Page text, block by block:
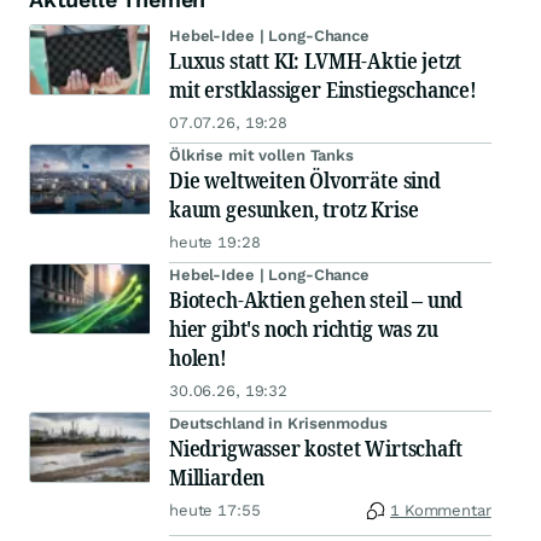
Hebel-Idee | Long-Chance
Luxus statt KI: LVMH-Aktie jetzt
mit erstklassiger Einstiegschance!
07.07.26, 19:28
Ölkrise mit vollen Tanks
Die weltweiten Ölvorräte sind
kaum gesunken, trotz Krise
heute 19:28
Hebel-Idee | Long-Chance
Biotech-Aktien gehen steil – und
hier gibt's noch richtig was zu
holen!
30.06.26, 19:32
Deutschland in Krisenmodus
Niedrigwasser kostet Wirtschaft
Milliarden
heute 17:55 1 Kommentar